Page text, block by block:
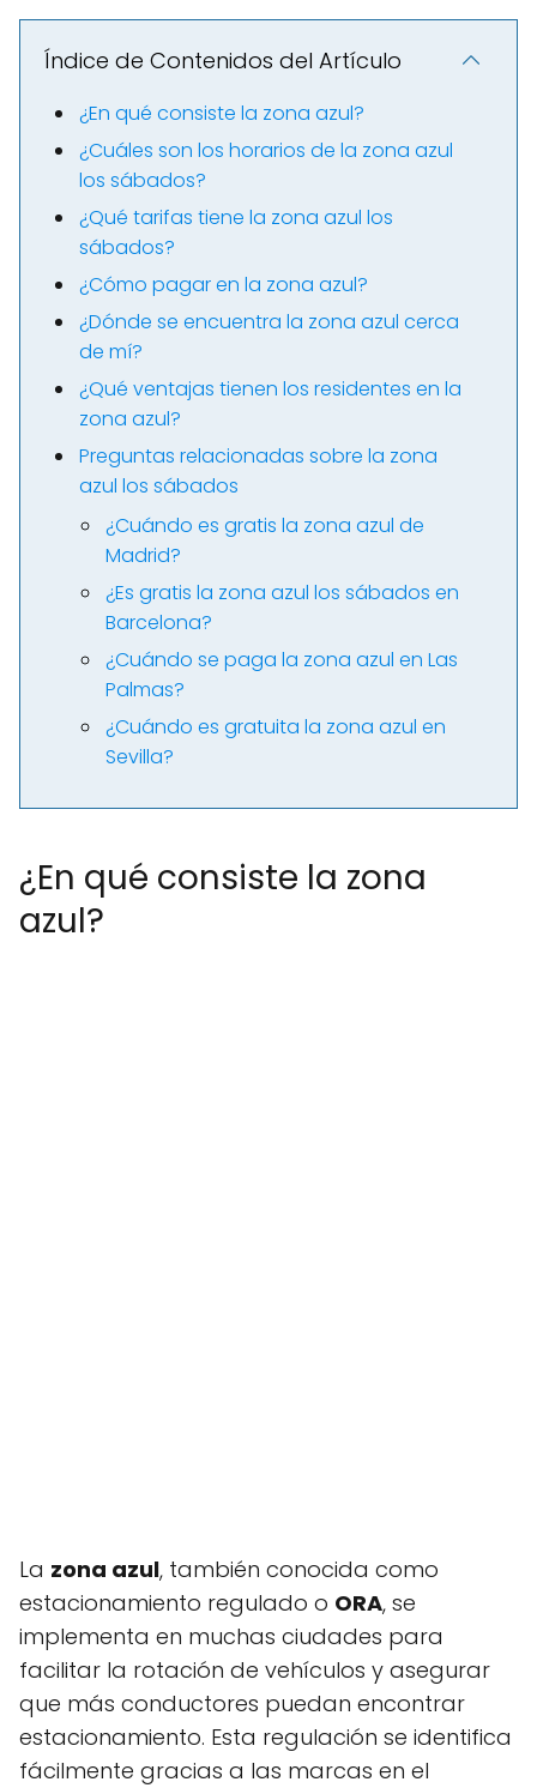
Índice de Contenidos del Artículo
¿En qué consiste la zona azul?
¿Cuáles son los horarios de la zona azul
los sábados?
¿Qué tarifas tiene la zona azul los
sábados?
¿Cómo pagar en la zona azul?
¿Dónde se encuentra la zona azul cerca
de mí?
¿Qué ventajas tienen los residentes en la
zona azul?
Preguntas relacionadas sobre la zona
azul los sábados
¿Cuándo es gratis la zona azul de
Madrid?
¿Es gratis la zona azul los sábados en
Barcelona?
¿Cuándo se paga la zona azul en Las
Palmas?
¿Cuándo es gratuita la zona azul en
Sevilla?
¿En qué consiste la zona
azul?
La zona azul, también conocida como
estacionamiento regulado o ORA, se
implementa en muchas ciudades para
facilitar la rotación de vehículos y asegurar
que más conductores puedan encontrar
estacionamiento. Esta regulación se identifica
fácilmente gracias a las marcas en el